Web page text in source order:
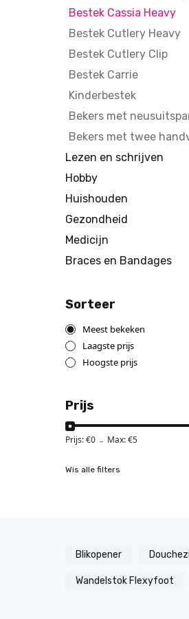
Bestek Cassia Heavy
Bestek Cutlery Heavy
Bestek Cutlery Clip
Bestek Carrie
Kinderbestek
Bekers met
Bekers met twee
Lezen en schrijven
Hobby
Huishouden
Gezondheid
Medicijn
Braces en Bandages
Sorteer
Meest bekeken
Laagste prijs
Hoogste prijs
Prijs
Prijs: €0 - Max: €5
Wis alle filters
Blikopener
Wandelstok Flexyfoot